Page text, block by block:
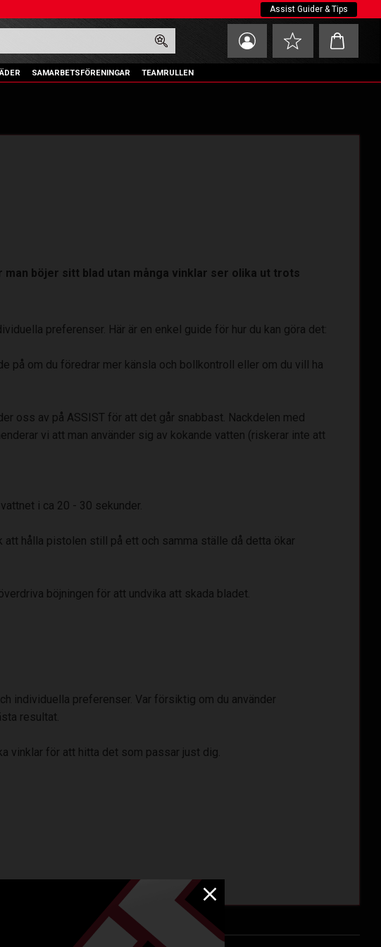
Assist Guider & Tips
Favoriter
Kundvagn
SAMARBETSFÖRENINGAR TEAMRULLEN
böjer sitt blad utan många vinklar ser olika ut trots
preferenser. Här är en enkel guide för hur du kan göra det:
på om du föredrar mer känsla och bollkontroll eller om du vill ha
oss av på ASSIST för att det går snabbast. Nackdelen med
vi att man använder sig av kokande vatten (riskerar inte att
i ca 20 - 30 sekunder.
att hålla pistolen still på ett och samma ställe då detta ökar
böjningen för att undvika att skada bladet.
individuella preferenser. Var försiktig om du använder
resultat.
vinklar för att hitta det som passar just dig.